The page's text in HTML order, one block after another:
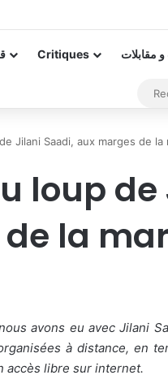
Critiques مقابلات
Jilani Saadi, aux marges de la
loup
la
avons eu avec Jilani
à distance, en
accès libre sur internet.